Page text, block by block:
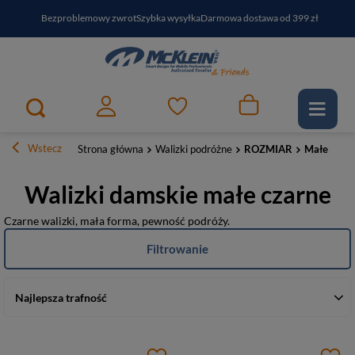
Bezproblemowy zwrotSzybka wysyłkaDarmowa dostawa od 399 zł
PayPo - kup i zapłać za30 dniZapisz się do newslettera i odbierz RABAT
Wstecz Strona główna Walizki podróżne ROZMIAR Małe
Walizki damskie małe czarne
Czarne walizki, mała forma, pewność podróży.
Najlepsza trafność
Filtrowanie